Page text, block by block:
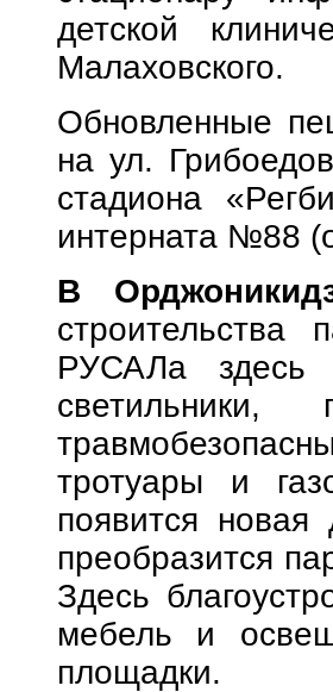
детской
Малаховского.
Обновленные
на ул.
стадиона
интерната №88
В
РУСАЛа здесь
тротуары и
появится новая
преобразится
Здесь
мебель и
площадки.